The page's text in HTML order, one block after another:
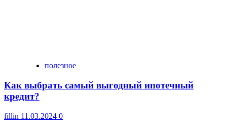
полезное
Как выбрать самый выгодный ипотечный
кредит?
fillin 11.03.2024 0